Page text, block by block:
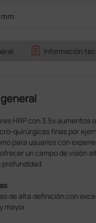
assignment Información
HRP con 3,5x
quirúrgicas finas por
para usuarios con
un campo de visión
de alta definición con
mayor.